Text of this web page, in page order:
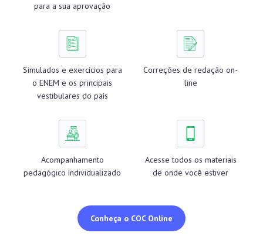
para a sua aprovação
Simulados e exercícios para
o ENEM e os principais
vestibulares do país
Correções de redação on-
line
Acompanhamento
pedagógico individualizado
Acesse todos os materiais
de onde você estiver
Conheça o COC Online